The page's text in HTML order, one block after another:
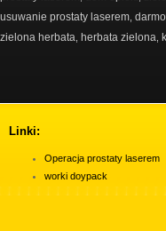
usuwanie prostaty laserem
zielona herbata herbata zielona
Linki:
Operacja prostaty laserem
worki doypack